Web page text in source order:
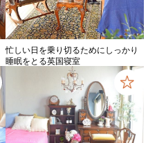
忙しい日を乗り切るためにしっかり
睡眠をとる英国寝室